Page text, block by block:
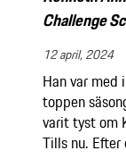
Challenge
12 april, 2024
Han var
toppen
varit tyst om
Tills nu.